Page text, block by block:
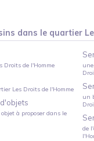
dans le quartier
Droits de l'Homme
Les Droits de l'Homme
à proposer dans le
un
de